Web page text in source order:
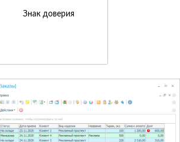
Знак доверия